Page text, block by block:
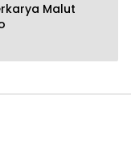
Malut